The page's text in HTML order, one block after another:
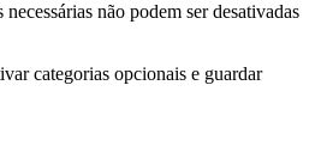
não podem ser desativadas
categorias opcionais e guardar